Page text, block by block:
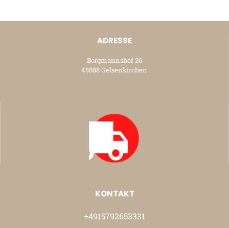
ADRESSE
Borgmannshof 26
45888 Gelsenkirchen
KONTAKT
+4915792653331